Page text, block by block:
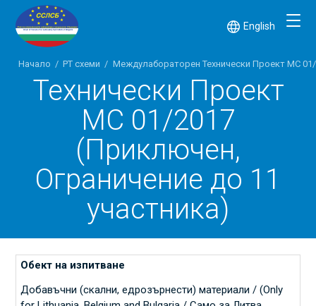
English
Начало / PT схеми / Междулабораторен Технически Проект МС
Технически Проект
МС 01/2017
(Приключен,
Ограничение до 11
участника)
Добавъчни (скални, едрозърнести) материали / (Only